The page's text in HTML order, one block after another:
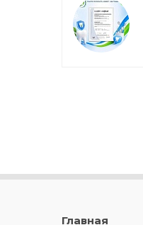
Главная